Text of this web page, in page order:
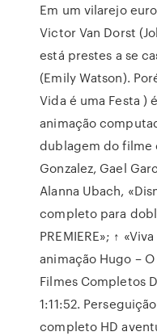
Em um vilarejo
Victor Van Dorst
está prestes a se
(Emily Watson).
Vida é uma Festa )
animação
dublagem do filme
Gonzalez, Gael
Alanna Ubach,
completo para
PREMIERE»; ↑
animação Hugo –
Filmes Completos
1:11:52.
completo HD